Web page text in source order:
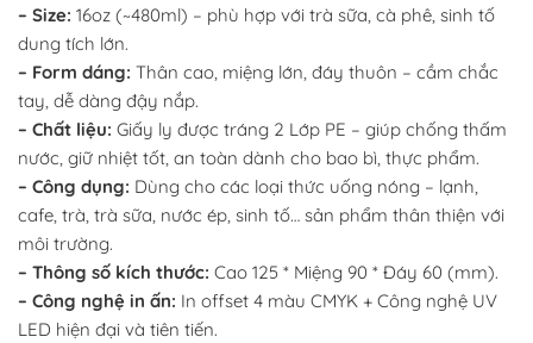
– Size: 16oz (~480ml) – phù hợp với trà sữa, cà phê, sinh tố
dung tích lớn.
– Form dáng: Thân cao, miệng lớn, đáy thuôn – cầm chắc
tay, dễ dàng đậy nắp.
– Chất liệu: Giấy ly được tráng 2 Lớp PE – giúp chống thấm
nước, giữ nhiệt tốt, an toàn dành cho bao bì, thực phẩm.
– Công dụng: Dùng cho các loại thức uống nóng – lạnh,
cafe, trà, trà sữa, nước ép, sinh tố… sản phẩm thân thiện với
môi trường.
– Thông số kích thước: Cao 125 * Miệng 90 * Đáy 60 (mm).
– Công nghệ in ấn: In offset 4 màu CMYK + Công nghệ UV
LED hiện đại và tiên tiến.